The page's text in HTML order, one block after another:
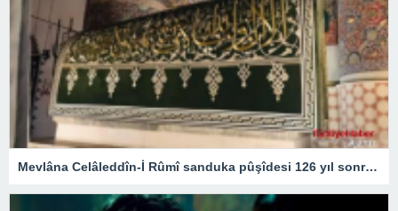
Mevlâna Celâleddîn-İ Rûmî sanduka pûşîdesi 126 yıl sonra yeniden üretildi – Kültür Sanat & Sinema